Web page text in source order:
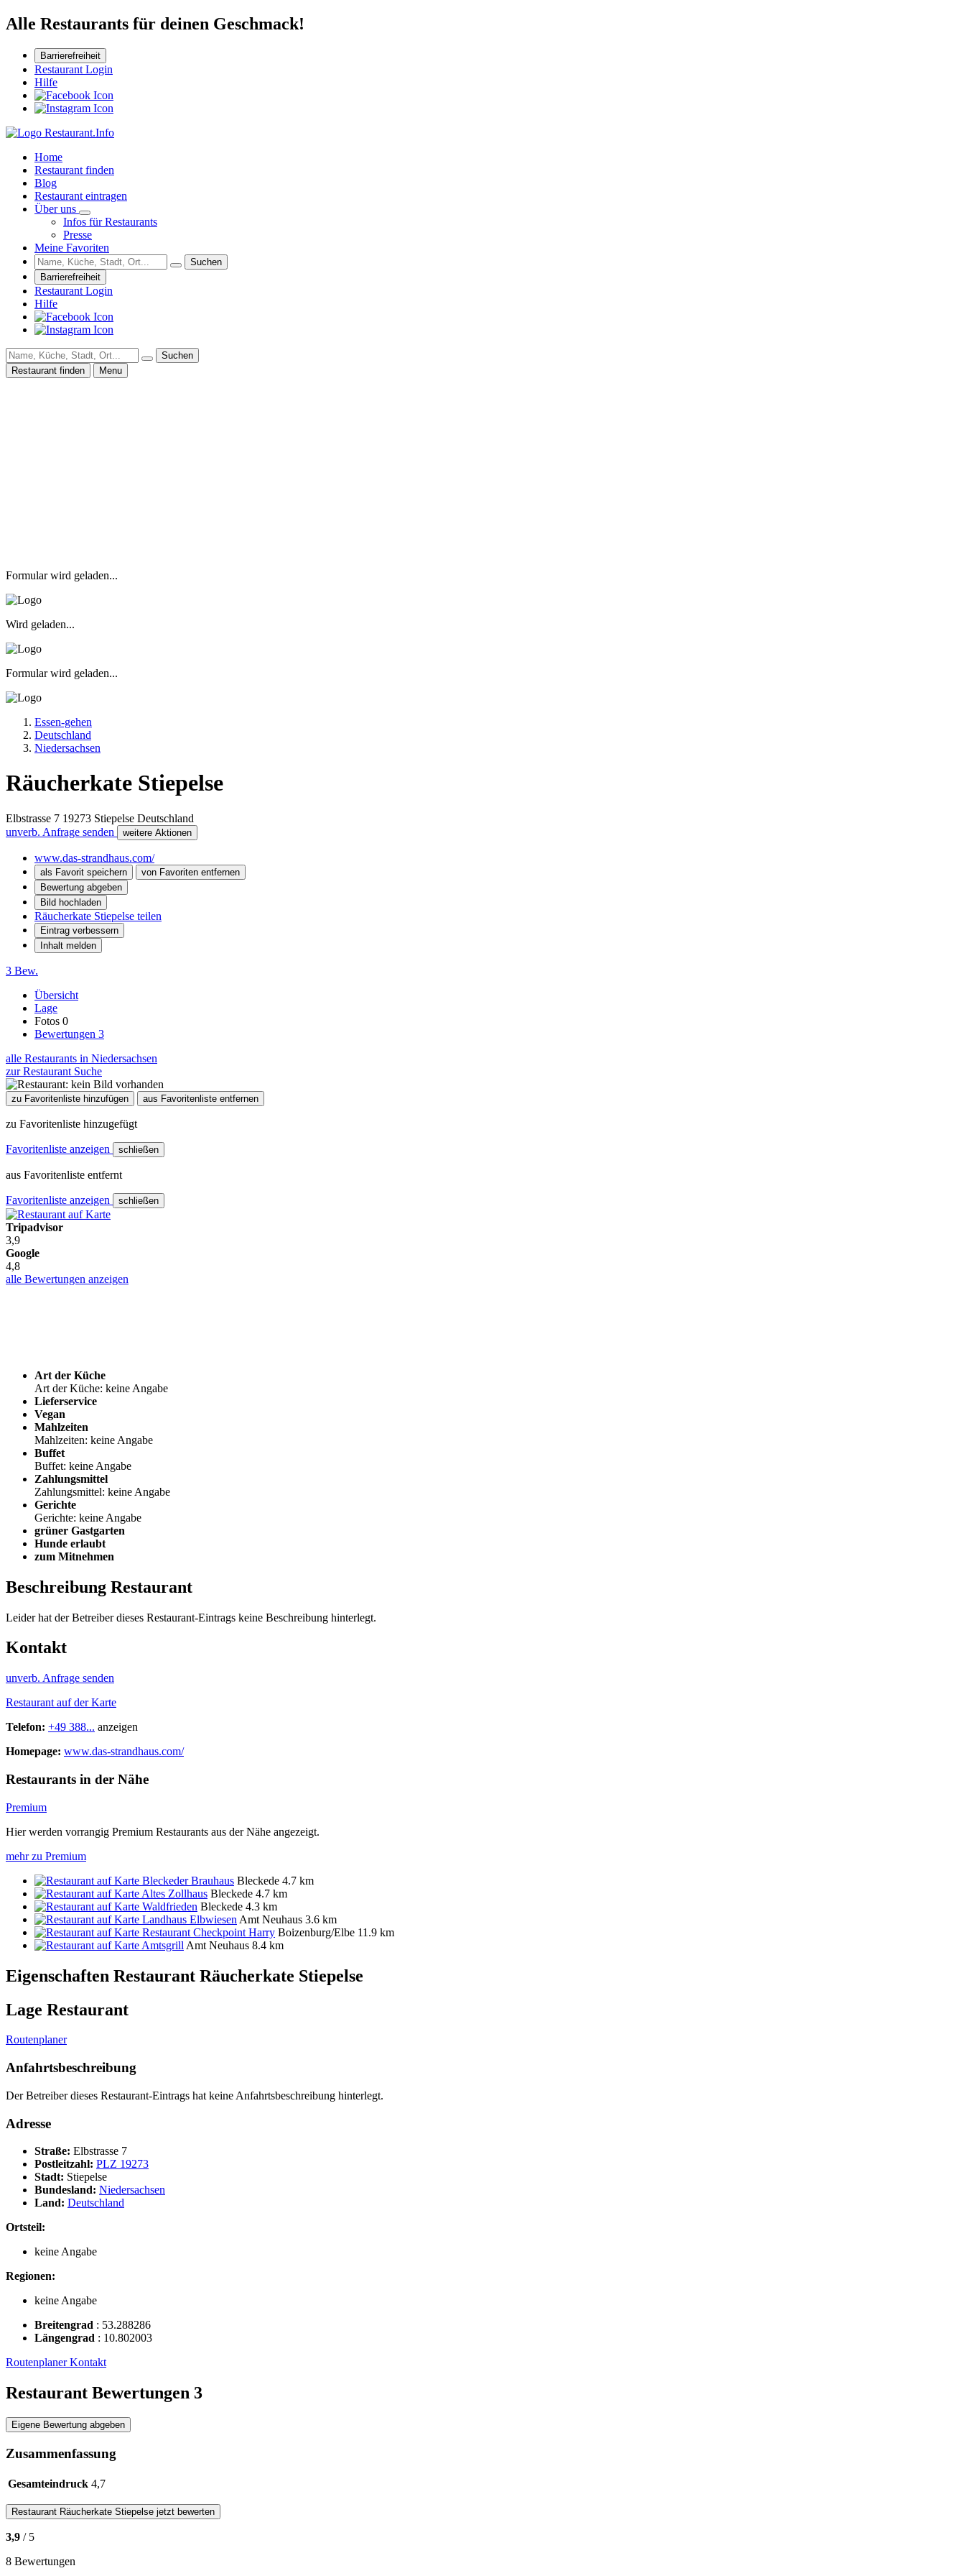
Alle Restaurants für deinen Geschmack!
Barrierefreiheit
Restaurant Login
Hilfe
Home
Restaurant finden
Blog
Restaurant eintragen
Über uns
Infos für Restaurants
Presse
Meine Favoriten
Suchen
Barrierefreiheit
Restaurant Login
Hilfe
Suchen
Restaurant finden
Menu
Formular wird geladen...
Wird geladen...
Formular wird geladen...
Essen-gehen
Deutschland
Niedersachsen
Räucherkate Stiepelse
Elbstrasse 7 19273 Stiepelse Deutschland
unverb. Anfrage senden
weitere Aktionen
www.das-strandhaus.com/
als Favorit speichern
von Favoriten entfernen
Bewertung abgeben
Bild hochladen
Räucherkate Stiepelse teilen
Eintrag verbessern
Inhalt melden
3 Bew.
Übersicht
Lage
Fotos 0
Bewertungen 3
alle Restaurants in Niedersachsen
zur Restaurant Suche
zu Favoritenliste hinzufügen aus Favoritenliste entfernen
zu Favoritenliste hinzugefügt
Favoritenliste anzeigen schließen
aus Favoritenliste entfernt
Favoritenliste anzeigen schließen
Tripadvisor
3,9
Google
4,8
alle Bewertungen anzeigen
Art der Küche
Art der Küche: keine Angabe
Lieferservice
Vegan
Mahlzeiten
Mahlzeiten: keine Angabe
Buffet
Buffet: keine Angabe
Zahlungsmittel
Zahlungsmittel: keine Angabe
Gerichte
Gerichte: keine Angabe
grüner Gastgarten
Hunde erlaubt
zum Mitnehmen
Beschreibung Restaurant
Leider hat der Betreiber dieses Restaurant-Eintrags keine Beschreibung hinterlegt.
Kontakt
unverb. Anfrage senden
Restaurant auf der Karte
Telefon: +49 388... anzeigen
Homepage: www.das-strandhaus.com/
Restaurants in der Nähe
Premium
Hier werden vorrangig Premium Restaurants aus der Nähe angezeigt.
mehr zu Premium
Bleckeder Brauhaus Bleckede 4.7 km
Altes Zollhaus Bleckede 4.7 km
Waldfrieden Bleckede 4.3 km
Landhaus Elbwiesen Amt Neuhaus 3.6 km
Restaurant Checkpoint Harry Boizenburg/Elbe 11.9 km
Amtsgrill Amt Neuhaus 8.4 km
Eigenschaften Restaurant Räucherkate Stiepelse
Lage Restaurant
Routenplaner
Anfahrtsbeschreibung
Der Betreiber dieses Restaurant-Eintrags hat keine Anfahrtsbeschreibung hinterlegt.
Adresse
Straße: Elbstrasse 7
Postleitzahl: PLZ 19273
Stadt: Stiepelse
Bundesland: Niedersachsen
Land: Deutschland
Ortsteil:
keine Angabe
Regionen:
keine Angabe
Breitengrad : 53.288286
Längengrad : 10.802003
RoutenplanerKontakt
Restaurant Bewertungen 3
Eigene Bewertung abgeben
Zusammenfassung
Gesamteindruck 4,7
Restaurant Räucherkate Stiepelse jetzt bewerten
3,9 / 5
8 Bewertungen